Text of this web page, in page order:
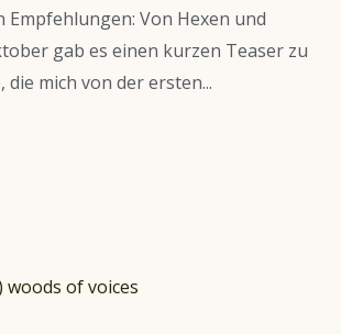
Empfehlungen: Von Hexen und
gab es einen kurzen Teaser zu
die mich von der ersten...